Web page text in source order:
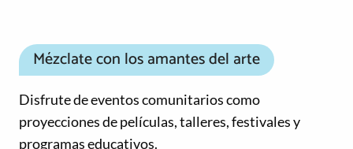
Mézclate con los amantes del arte
Disfrute de eventos comunitarios como
proyecciones de películas, talleres, festivales y
programas educativos.